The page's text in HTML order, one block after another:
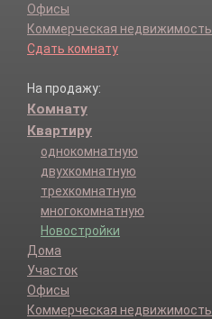
Офисы
Коммерческая недвижимость
Сдать комнату
На продажу:
Комнату
Квартиру
однокомнатную
двухкомнатную
трехкомнатную
многокомнатную
Новостройки
Дома
Участок
Офисы
Коммерческая недвижимость